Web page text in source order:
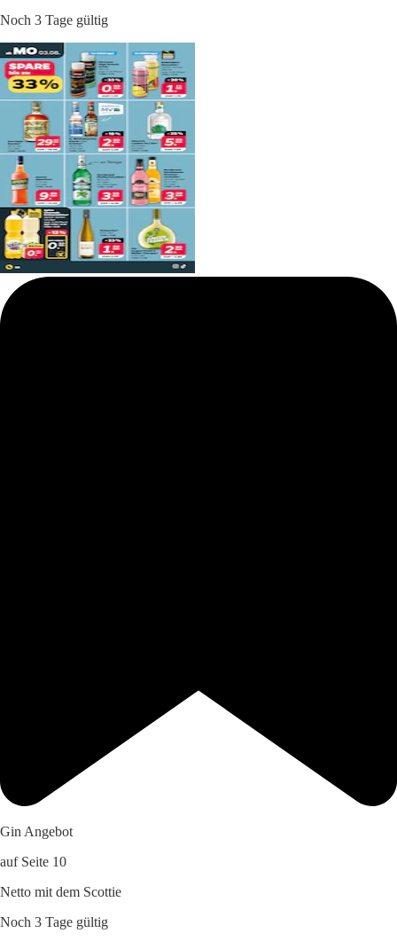
Noch 3 Tage gültig
Gin Angebot
auf Seite 10
Netto mit dem Scottie
Noch 3 Tage gültig